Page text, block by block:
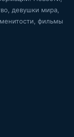
девушки мира,
фильмы